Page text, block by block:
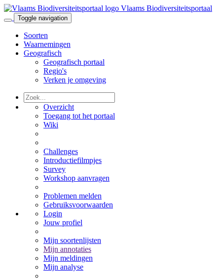
Vlaams Biodiversiteitsportaal
Toggle navigation
Soorten
Waarnemingen
Geografisch
Geografisch portaal
Regio's
Verken je omgeving
Overzicht
Toegang tot het portaal
Wiki
Challenges
Introductiefilmpjes
Survey
Workshop aanvragen
Problemen melden
Gebruiksvoorwaarden
Login
Jouw profiel
Mijn soortenlijsten
Mijn annotaties
Mijn meldingen
Mijn analyse